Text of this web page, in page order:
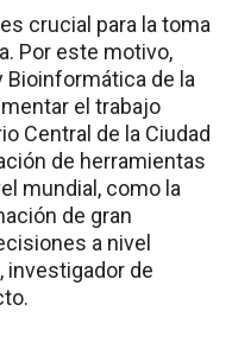
crucial para la toma
Por este motivo,
Bioinformática de la
el trabajo
Central de la Ciudad
de herramientas
mundial, como la
de gran
a nivel
investigador de